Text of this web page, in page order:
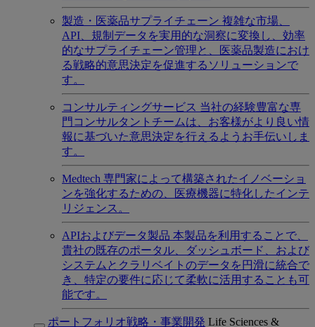
製造・医薬品サプライチェーン 複雑な市場、
API、規制データを実用的な洞察に変換し、効率
的なサプライチェーン管理と、医薬品製造におけ
る戦略的意思決定を促進するソリューションで
す。
コンサルティングサービス 当社の経験豊富な専
門コンサルタントチームは、お客様がより良い情
報に基づいた意思決定を行えるようお手伝いしま
す。
Medtech 専門家によって構築されたイノベーショ
ンを強化するための、医療機器に特化したインテ
リジェンス。
APIおよびデータ製品 本製品を利用することで、
貴社の既存のポータル、ダッシュボード、および
システムとクラリベイトのデータを円滑に統合で
き、特定の要件に応じて柔軟に活用することも可
能です。
ポートフォリオ戦略・事業開発 Life Sciences &